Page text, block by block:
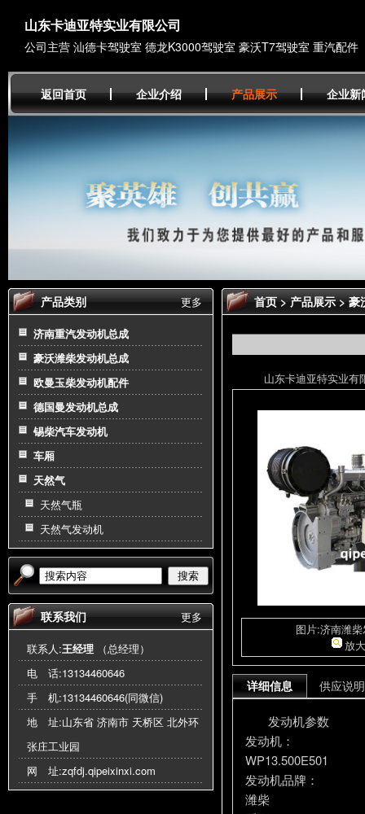
山东卡迪亚特实业有限公司
公司主营 汕德卡驾驶室 德龙K3000驾驶室 豪沃T7驾驶室 重汽配件
返回首页 企业介绍 产品展示 企业新
更多
产品类别
济南重汽发动机总成
豪沃潍柴发动机总成
欧曼玉柴发动机配件
德国曼发动机总成
锡柴汽车发动机
车厢
天然气
天然气瓶
天然气发动机
搜索
更多
联系我们
联系人:王经理 （总经理）
电 话:13134460646
手 机:13134460646(同微信)
地 址:山东省 济南市 天桥区 北外环
张庄工业园
网 址:zqfdj.qipeixinxi.com
首页>产品展示>豪
山东卡迪亚特实业有
图片:济南潍
放
详细信息 供应说明
发动机参数
发动机：
WP13.500E501
发动机品牌：
潍柴